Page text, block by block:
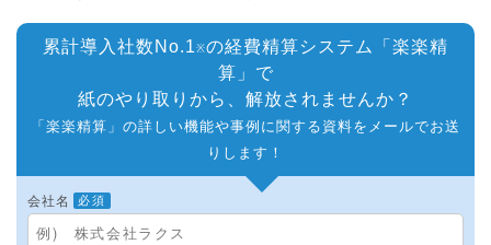
累計導入社数No.1※の経費精算システム「楽楽精
算」で
紙のやり取りから、解放されませんか？
「楽楽精算」の詳しい機能や事例に関する資料をメールでお送
りします！
会社名 必須